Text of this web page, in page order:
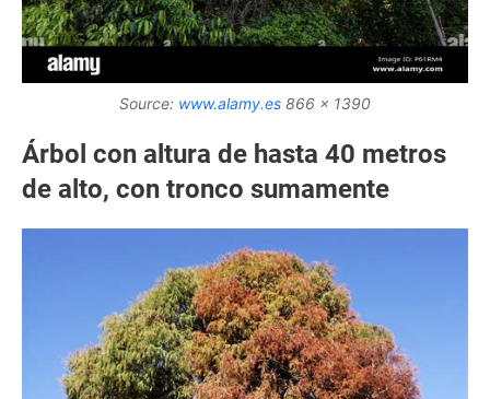
Source: www.alamy.es 866 x 1390
Árbol con altura de hasta 40 metros
de alto, con tronco sumamente